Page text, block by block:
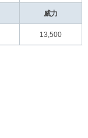
威力
13,500